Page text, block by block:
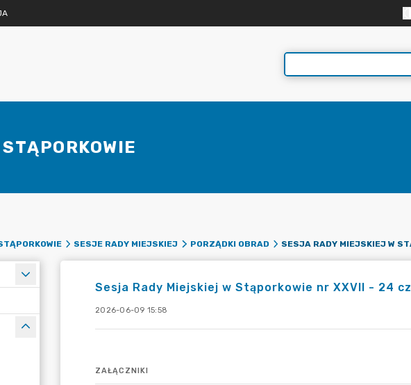
SESJE RADY MIEJSKIEJ PORZĄDKI OBRAD
Sesja Rady Miejskiej w Stąporkowie nr XXVII - 24
2026-06-09 15:58
ZAŁĄCZNIKI